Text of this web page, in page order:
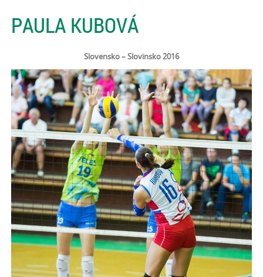
PAULA KUBOVÁ
Slovensko – Slovinsko 2016